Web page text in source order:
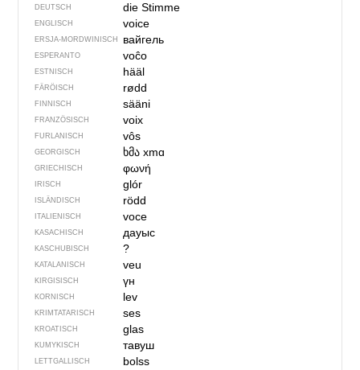
DEUTSCH die Stimme
ENGLISCH voice
ERSJA-MORDWINISCH вайгель
ESPERANTO voĉo
ESTNISCH hääl
FÄRÖISCH rødd
FINNISCH sääni
FRANZÖSISCH voix
FURLANISCH vôs
GEORGISCH ხმაxmɑ
GRIECHISCH φωνή
IRISCH glór
ISLÄNDISCH rödd
ITALIENISCH voce
KASACHISCH дауыс
KASCHUBISCH ?
KATALANISCH veu
KIRGISISCH үн
KORNISCH lev
KRIMTATARISCH ses
KROATISCH glas
KUMYKISCH тавуш
LETTGALLISCH bolss